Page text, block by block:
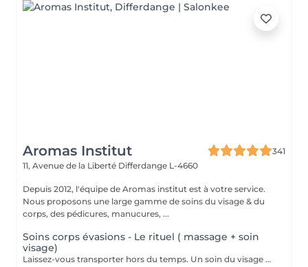
Aromas Institut
341
11, Avenue de la Liberté Differdange L-4660
Depuis 2012, l'équipe de Aromas institut est à votre service.
Nous proposons une large gamme de soins du visage & du
corps, des pédicures, manucures, ...
Soins corps évasions - Le rituel ( massage + soin
visage)
Laissez-vous transporter hors du temps. Un soin du visage profond et adapté à votre peau, un soin du contour des yeux et un massage corps aux huiles chaudes. Nous vous prions de bien vouloir respecter votre rendez-vous. En prenant rendez-vous, vous occupez une place, dont une autre personne aurait éventuellement besoin. Tout rendez-vous non annulé 24h en avance, est susceptible d'être facturé. (Si vous ne pouvez pas vous présenter à votre RDV, proposez-le éventuellement à un proche ou à un ami) Toute l'équipe de Aromas Institut vous remercie pour votre respect et votre compréhension.